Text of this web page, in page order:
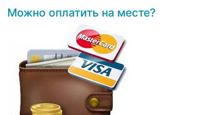
Можно оплатить на месте?